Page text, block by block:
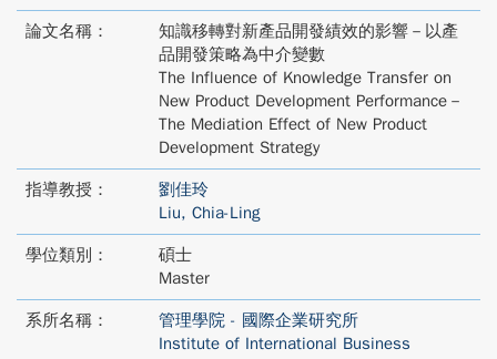
論文名稱：
知識移轉對新產品開發績效的影響－以產
品開發策略為中介變數
The Influence of Knowledge Transfer on
New Product Development Performance－
The Mediation Effect of New Product
Development Strategy
指導教授：
劉佳玲
Liu, Chia-Ling
學位類別：
碩士
Master
系所名稱：
管理學院 - 國際企業研究所
Institute of International Business